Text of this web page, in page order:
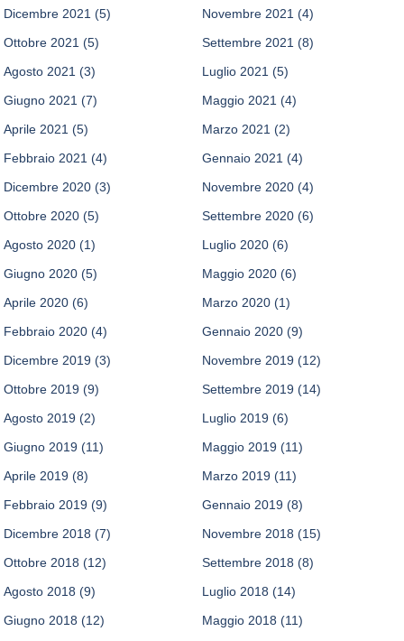
Dicembre 2021 (5) Novembre 2021 (4)
Ottobre 2021 (5) Settembre 2021 (8)
Agosto 2021 (3) Luglio 2021 (5)
Giugno 2021 (7) Maggio 2021 (4)
Aprile 2021 (5) Marzo 2021 (2)
Febbraio 2021 (4) Gennaio 2021 (4)
Dicembre 2020 (3) Novembre 2020 (4)
Ottobre 2020 (5) Settembre 2020 (6)
Agosto 2020 (1) Luglio 2020 (6)
Giugno 2020 (5) Maggio 2020 (6)
Aprile 2020 (6) Marzo 2020 (1)
Febbraio 2020 (4) Gennaio 2020 (9)
Dicembre 2019 (3) Novembre 2019 (12)
Ottobre 2019 (9) Settembre 2019 (14)
Agosto 2019 (2) Luglio 2019 (6)
Giugno 2019 (11) Maggio 2019 (11)
Aprile 2019 (8) Marzo 2019 (11)
Febbraio 2019 (9) Gennaio 2019 (8)
Dicembre 2018 (7) Novembre 2018 (15)
Ottobre 2018 (12) Settembre 2018 (8)
Agosto 2018 (9) Luglio 2018 (14)
Giugno 2018 (12) Maggio 2018 (11)